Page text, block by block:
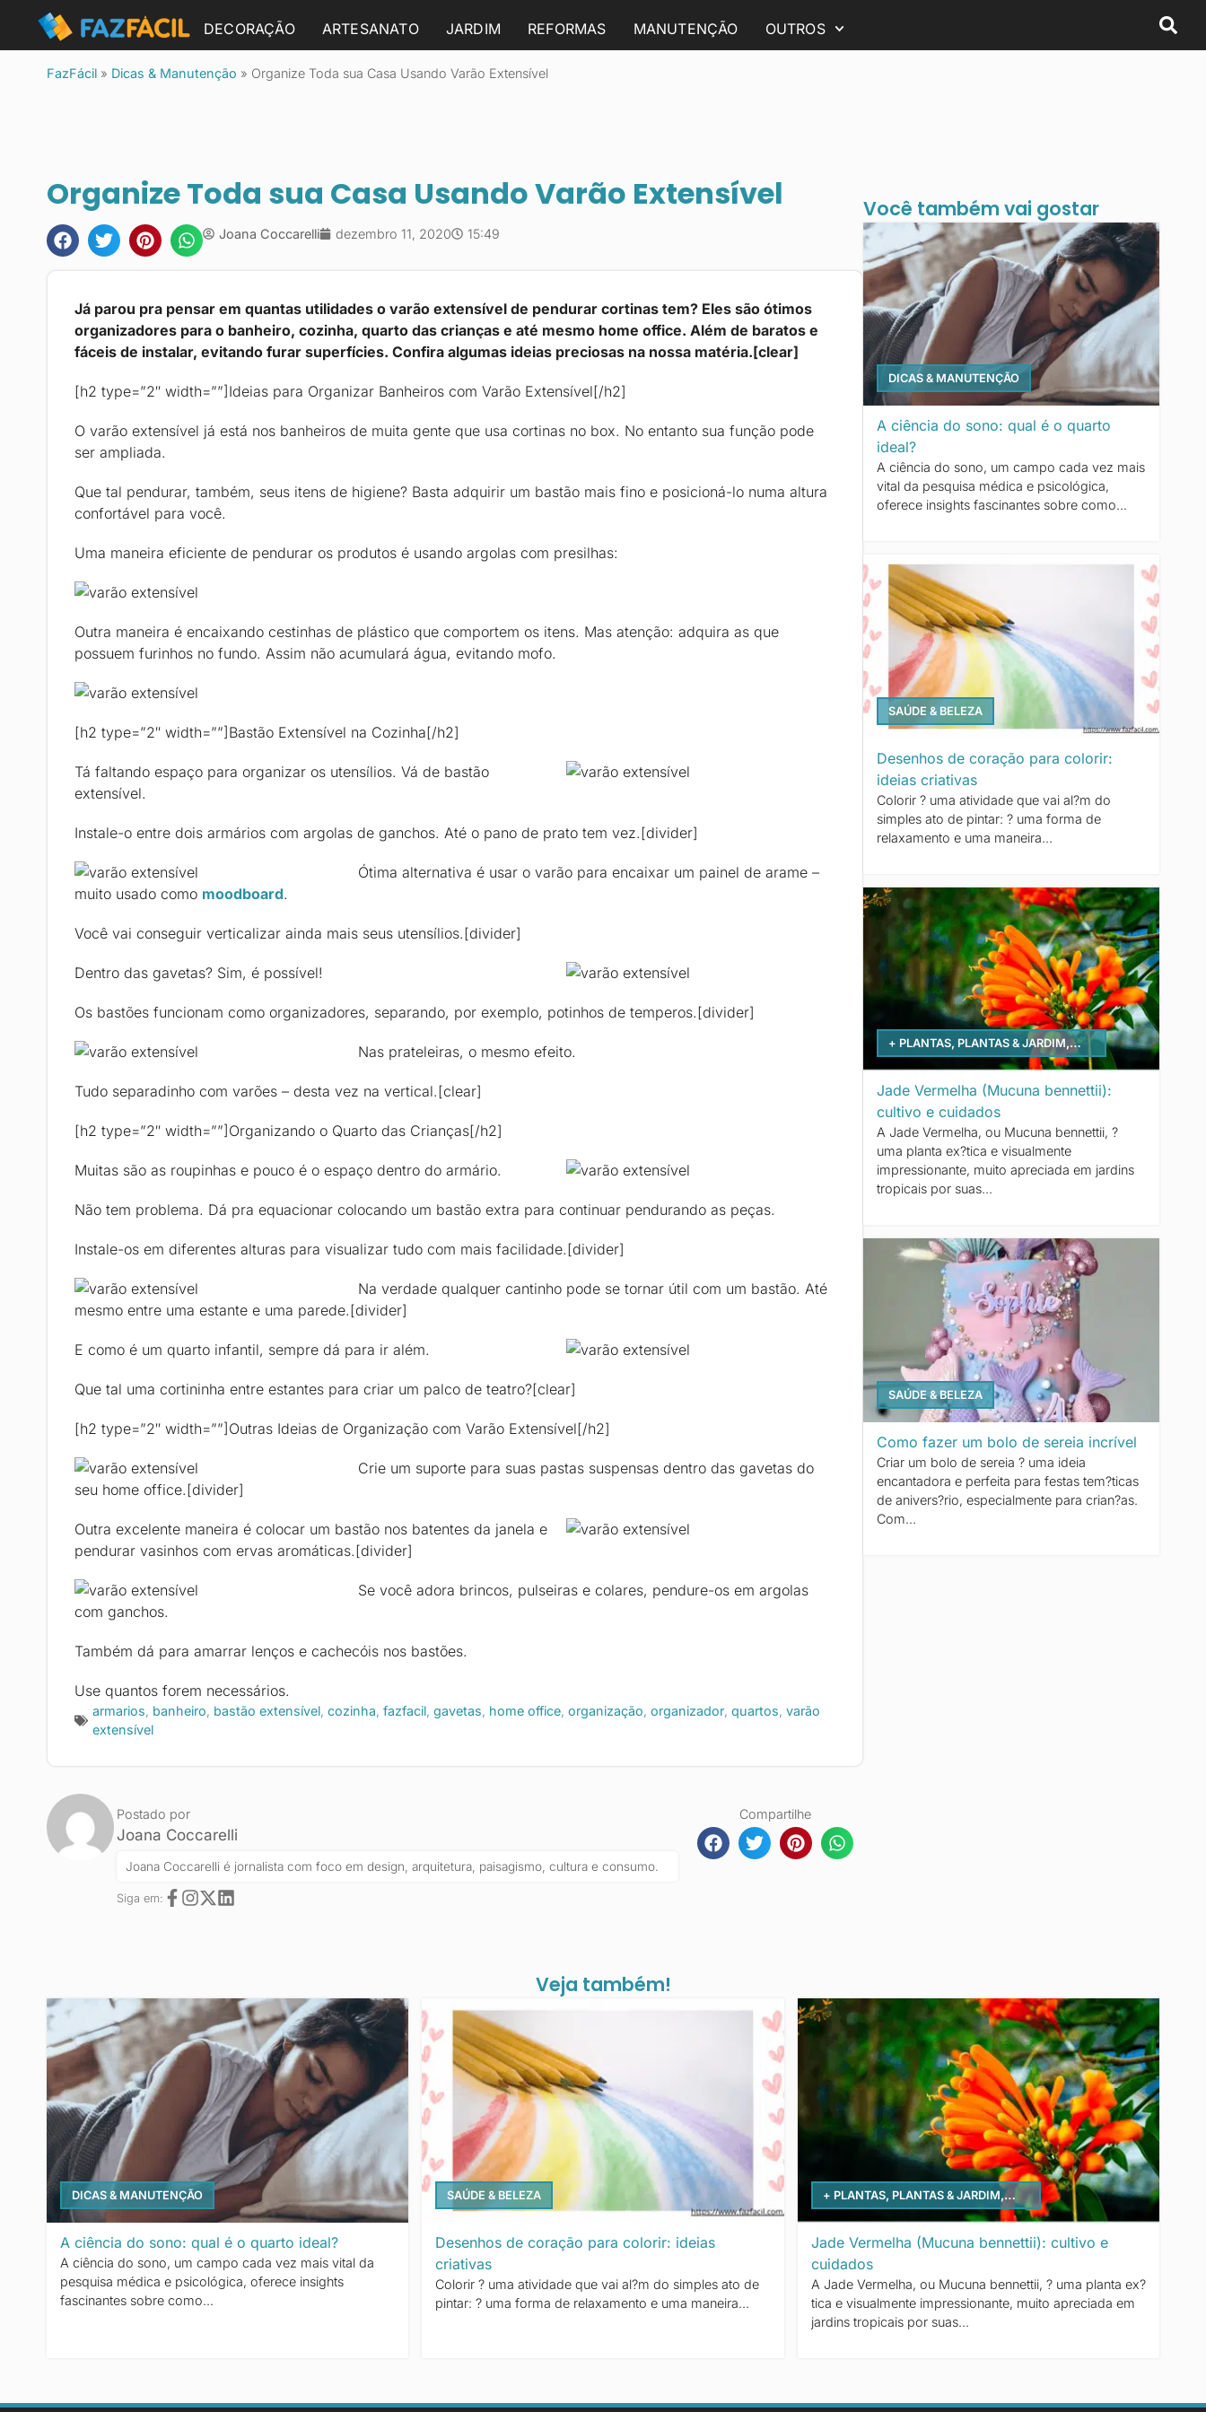
DECORAÇÃO ARTESANATO JARDIM REFORMAS MANUTENÇÃO OUTROS
FazFácil » Dicas & Manutenção » Organize Toda sua Casa Usando Varão Extensível
Organize Toda sua Casa Usando Varão Extensível
Joana Coccarelli dezembro 11, 2020 15:49
Já parou pra pensar em quantas utilidades o varão extensível de pendurar cortinas tem? Eles são ótimos
organizadores para o banheiro, cozinha, quarto das crianças e até mesmo home office. Além de baratos e
fáceis de instalar, evitando furar superfícies. Confira algumas ideias preciosas na nossa matéria.[clear]
[h2 type=”2″ width=””]Ideias para Organizar Banheiros com Varão Extensível[/h2]
O varão extensível já está nos banheiros de muita gente que usa cortinas no box. No entanto sua função pode
ser ampliada.
Que tal pendurar, também, seus itens de higiene? Basta adquirir um bastão mais fino e posicioná-lo numa altura
confortável para você.
Uma maneira eficiente de pendurar os produtos é usando argolas com presilhas:
Outra maneira é encaixando cestinhas de plástico que comportem os itens. Mas atenção: adquira as que
possuem furinhos no fundo. Assim não acumulará água, evitando mofo.
[h2 type=”2″ width=””]Bastão Extensível na Cozinha[/h2]
Tá faltando espaço para organizar os utensílios. Vá de bastão
extensível.
Instale-o entre dois armários com argolas de ganchos. Até o pano de prato tem vez.[divider]
Ótima alternativa é usar o varão para encaixar um painel de arame –
muito usado como moodboard.
Você vai conseguir verticalizar ainda mais seus utensílios.[divider]
Dentro das gavetas? Sim, é possível!
Os bastões funcionam como organizadores, separando, por exemplo, potinhos de temperos.[divider]
Nas prateleiras, o mesmo efeito.
Tudo separadinho com varões – desta vez na vertical.[clear]
[h2 type=”2″ width=””]Organizando o Quarto das Crianças[/h2]
Muitas são as roupinhas e pouco é o espaço dentro do armário.
Não tem problema. Dá pra equacionar colocando um bastão extra para continuar pendurando as peças.
Instale-os em diferentes alturas para visualizar tudo com mais facilidade.[divider]
Na verdade qualquer cantinho pode se tornar útil com um bastão. Até
mesmo entre uma estante e uma parede.[divider]
E como é um quarto infantil, sempre dá para ir além.
Que tal uma cortininha entre estantes para criar um palco de teatro?[clear]
[h2 type=”2″ width=””]Outras Ideias de Organização com Varão Extensível[/h2]
Crie um suporte para suas pastas suspensas dentro das gavetas do
seu home office.[divider]
Outra excelente maneira é colocar um bastão nos batentes da janela e
pendurar vasinhos com ervas aromáticas.[divider]
Se você adora brincos, pulseiras e colares, pendure-os em argolas
com ganchos.
Também dá para amarrar lenços e cachecóis nos bastões.
Use quantos forem necessários.
armarios, banheiro, bastão extensível, cozinha, fazfacil, gavetas, home office, organização, organizador, quartos, varão
extensível
Postado por
Joana Coccarelli
Joana Coccarelli é jornalista com foco em design, arquitetura, paisagismo, cultura e consumo.
Siga em:
Compartilhe
Você também vai gostar
DICAS & MANUTENÇÃO
A ciência do sono: qual é o quarto
ideal?
A ciência do sono, um campo cada vez mais
vital da pesquisa médica e psicológica,
oferece insights fascinantes sobre como...
SAÚDE & BELEZA
Desenhos de coração para colorir:
ideias criativas
Colorir ? uma atividade que vai al?m do
simples ato de pintar: ? uma forma de
relaxamento e uma maneira...
+ PLANTAS, PLANTAS & JARDIM,
TREPADEIRAS
Jade Vermelha (Mucuna bennettii):
cultivo e cuidados
A Jade Vermelha, ou Mucuna bennettii, ?
uma planta ex?tica e visualmente
impressionante, muito apreciada em jardins
tropicais por suas...
SAÚDE & BELEZA
Como fazer um bolo de sereia incrível
Criar um bolo de sereia ? uma ideia
encantadora e perfeita para festas tem?ticas
de anivers?rio, especialmente para crian?as.
Com...
Veja também!
DICAS & MANUTENÇÃO
A ciência do sono: qual é o quarto ideal?
A ciência do sono, um campo cada vez mais vital da
pesquisa médica e psicológica, oferece insights
fascinantes sobre como...
SAÚDE & BELEZA
Desenhos de coração para colorir: ideias
criativas
Colorir ? uma atividade que vai al?m do simples ato de
pintar: ? uma forma de relaxamento e uma maneira...
+ PLANTAS, PLANTAS & JARDIM,
TREPADEIRAS
Jade Vermelha (Mucuna bennettii): cultivo e
cuidados
A Jade Vermelha, ou Mucuna bennettii, ? uma planta ex?
tica e visualmente impressionante, muito apreciada em
jardins tropicais por suas...